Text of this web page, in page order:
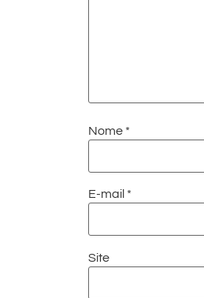
Nome *
E-mail *
Site